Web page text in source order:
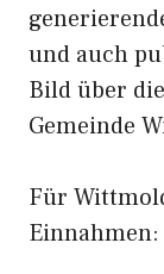
und auch
Bild über
Gemeinde
Für
Einnahmen: